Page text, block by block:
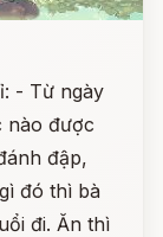
- Từ ngày
nào được
đập,
đó thì bà
đi. Ăn thì